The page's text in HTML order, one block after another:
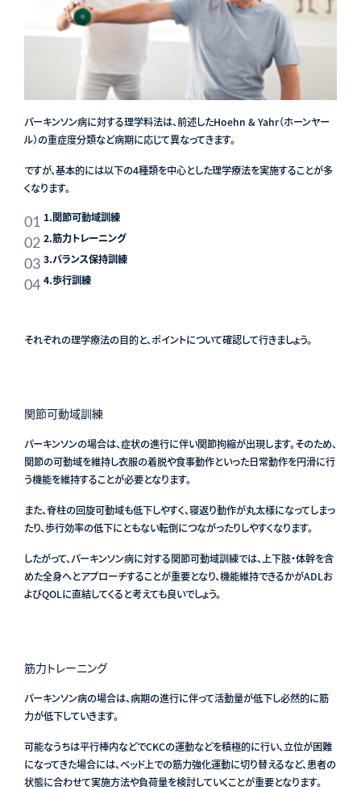
パーキンソン病に対する理学料法は、前述したHoehn & Yahr（ホーンヤー
ル）の重症度分類など病期に応じて異なってきます。
ですが、基本的には以下の4種類を中心とした理学療法を実施することが多
くなります。
1.関節可動域訓練
2.筋力トレーニング
3.バランス保持訓練
4.歩行訓練
それぞれの理学療法の目的と、ポイントについて確認して行きましょう。
関節可動域訓練
パーキンソンの場合は、症状の進行に伴い関節拘縮が出現します。そのため、
関節の可動域を維持し衣服の着脱や食事動作といった日常動作を円滑に行
う機能を維持することが必要となります。
また、脊柱の回旋可動域も低下しやすく、寝返り動作が丸太様になってしまっ
たり、歩行効率の低下にともない転倒につながったりしやすくなります。
したがって、パーキンソン病に対する関節可動域訓練では、上下肢・体幹を含
めた全身へとアプローチすることが重要となり、機能維持できるかがADLお
よびQOLに直結してくると考えても良いでしょう。
筋力トレーニング
パーキンソン病の場合は、病期の進行に伴って活動量が低下し必然的に筋
力が低下していきます。
可能なうちは平行棒内などでCKCの運動などを積極的に行い、立位が困難
になってきた場合には、ベッド上での筋力強化運動に切り替えるなど、患者の
状態に合わせて実施方法や負荷量を検討していくことが重要となります。